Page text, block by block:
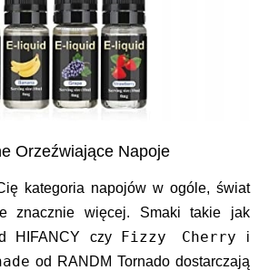
Orzeźwiające Napoje
kategoria napojów w ogóle, świat
znacznie więcej. Smaki takie jak
HIFANCY czy Fizzy Cherry i
od RANDM Tornadodostarczają